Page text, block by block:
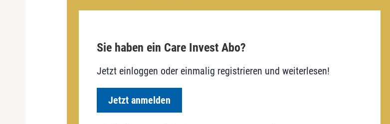
Sie haben ein Care Invest Abo?
Jetzt einloggen oder einmalig registrieren und weiterlesen!
Jetzt anmelden